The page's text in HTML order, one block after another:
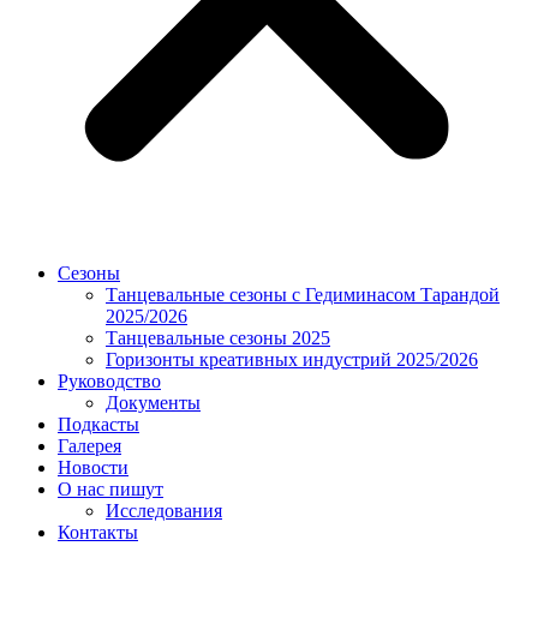
Сезоны
Танцевальные сезоны с Гедиминасом Тарандой
2025/2026
Танцевальные сезоны 2025
Горизонты креативных индустрий 2025/2026
Руководство
Документы
Подкасты
Галерея
Новости
О нас пишут
Исследования
Контакты